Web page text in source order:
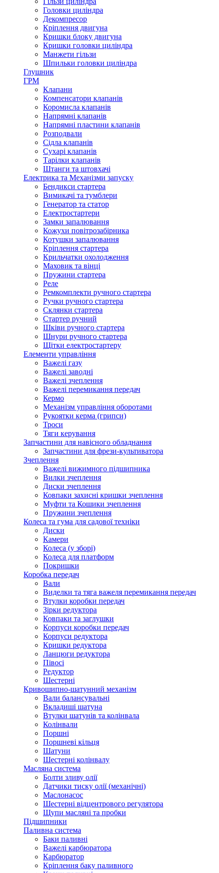
Головки циліндра
Декомпресор
Кріплення двигуна
Кришки блоку двигуна
Кришки головки циліндра
Манжети гільзи
Шпильки головки циліндра
Глушник
ГРМ
Клапани
Компенсатори клапанів
Коромисла клапанів
Напрямні клапанів
Напрямні пластини клапанів
Розподвали
Сідла клапанів
Сухарі клапанів
Тарілки клапанів
Штанги та штовхачі
Електрика та Механізми запуску
Бендикси стартера
Вимикачі та тумблери
Генератор та статор
Електростартери
Замки запалювання
Кожухи повітрозабірника
Котушки запалювання
Кріплення стартера
Крильчатки охолодження
Маховик та вінці
Пружини стартера
Реле
Ремкомплекти ручного стартера
Ручки ручного стартера
Склянки стартера
Стартер ручний
Шківи ручного стартера
Шнури ручного стартера
Щітки електростартеру
Елементи управління
Важелі газу
Важелі заводні
Важелі зчеплення
Важелі перемикання передач
Кермо
Механізм управління оборотами
Рукоятки керма (грипси)
Троси
Тяги керування
Запчастини для навісного обладнання
Запчастини для фрези-культиватора
Зчеплення
Важелі вижимного підшипника
Вилки зчеплення
Диски зчеплення
Ковпаки захисні кришки зчеплення
Муфти та Кошики зчеплення
Пружини зчеплення
Колеса та гума для садової техніки
Диски
Камери
Колеса (у зборі)
Колеса для платформ
Покришки
Коробка передач
Вали
Виделки та тяга важеля перемикання передач
Втулки коробки передач
Зірки редуктора
Ковпаки та заглушки
Корпуси коробки передач
Корпуси редуктора
Кришки редуктора
Ланцюги редуктора
Півосі
Редуктор
Шестерні
Кривошипно-шатунний механізм
Вали балансувальні
Вкладиші шатуна
Втулки шатунів та колінвала
Колінвали
Поршні
Поршневі кільця
Шатуни
Шестерні колінвалу
Масляна система
Болти зливу олії
Датчики тиску олії (механічні)
Маслонасос
Шестерні відцентрового регулятора
Щупи масляні та пробки
Підшипники
Паливна система
Баки паливні
Важелі карбюратора
Карбюратор
Кріплення баку паливного